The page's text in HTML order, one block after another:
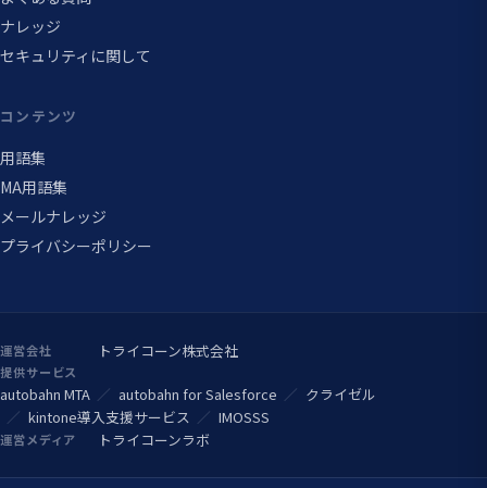
ナレッジ
セキュリティに関して
コンテンツ
用語集
MA用語集
メールナレッジ
プライバシーポリシー
運営会社 トライコーン株式会社
提供サービス
autobahn MTA autobahn for Salesforce
クライゼル
kintone導入支援サービス
IMOSSS
運営メディア トライコーンラボ